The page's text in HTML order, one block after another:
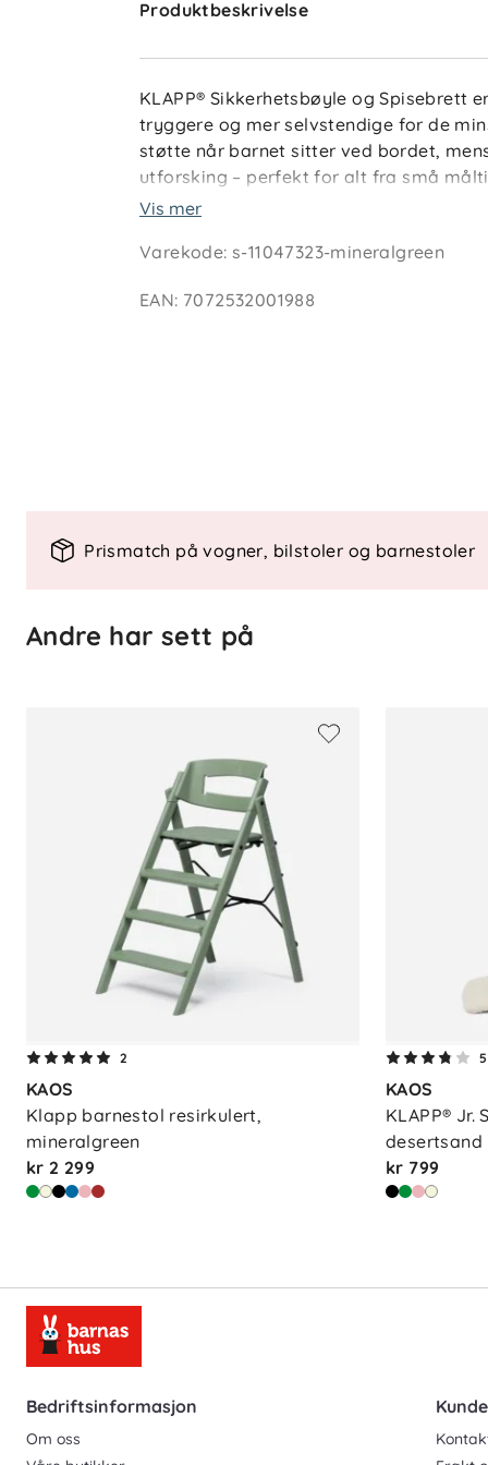
Produktbeskrivelse
KLAPP® Sikkerhetsbøyle og Spisebrett
tryggere og mer selvstendige for de
støtte når barnet sitter ved bordet,
utforsking – perfekt for alt fra små
KLAPP® Barnestol til et praktisk og
Kompatibilitet: Kun med KLAPP®
Vis mer
Varekode:s-11047323-mineralgreen
EAN: 7072532001988
Prismatch på vogner, bilstoler og barnestoler
Andre har sett på
2
KAOS
Klapp barnestol resirkulert,
mineralgreen
kr 2 299
5
KAOS
KLAPP® Jr.
desertsand
kr 799
Bedriftsinformasjon
Om oss